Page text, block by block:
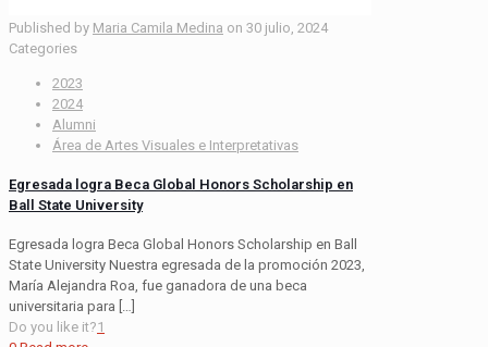
Published by Maria Camila Medina on 30 julio, 2024
Categories
2023
2024
Alumni
Área de Artes Visuales e Interpretativas
Egresada logra Beca Global Honors Scholarship en
Ball State University
Egresada logra Beca Global Honors Scholarship en Ball
State University Nuestra egresada de la promoción 2023,
María Alejandra Roa, fue ganadora de una beca
universitaria para […]
Do you like it?1